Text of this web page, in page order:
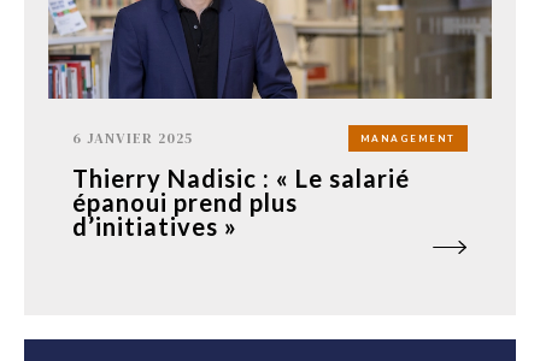
6 JANVIER 2025 MANAGEMENT
Thierry Nadisic : « Le salarié
épanoui prend plus
d’initiatives »